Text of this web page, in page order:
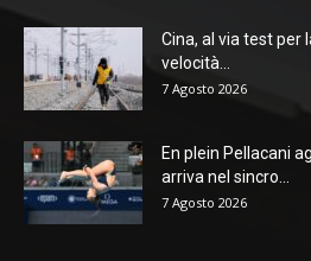
Cina, al via test per
velocità...
7 Agosto 2026
En plein Pellacani
arriva nel sincro...
7 Agosto 2026